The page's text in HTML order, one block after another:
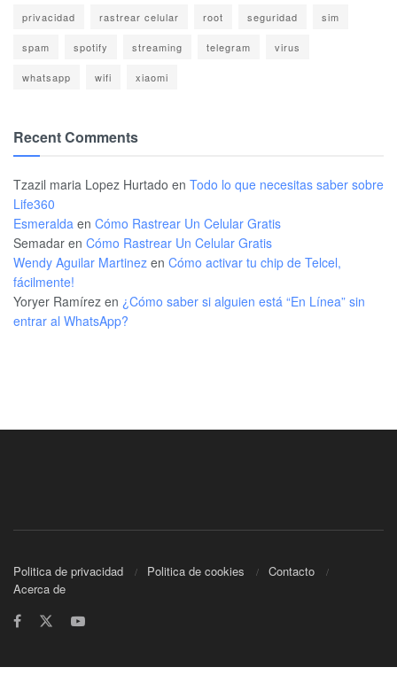
privacidad rastrear celular root seguridad sim
spam spotify streaming telegram virus
whatsapp wifi xiaomi
Recent Comments
Tzazil maria Lopez Hurtado en Todo lo que necesitas saber sobre
Life360
Esmeralda en Cómo Rastrear Un Celular Gratis
Semadar en Cómo Rastrear Un Celular Gratis
Wendy Aguilar Martinez en Cómo activar tu chip de Telcel,
fácilmente!
Yoryer Ramírez en ¿Cómo saber si alguien está “En Línea” sin
entrar al WhatsApp?
Politica de privacidad Politica de cookies
Contacto
Acerca de